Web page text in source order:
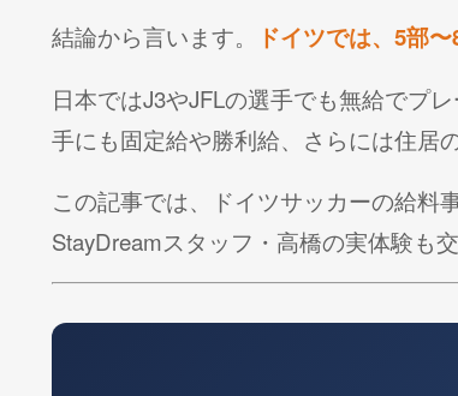
結論から言います。
ドイツでは、5部
日本ではJ3やJFLの選手でも無給でプ
手にも固定給や勝利給、さらには住居
この記事では、ドイツサッカーの給料
StayDreamスタッフ・高橋の実体験も